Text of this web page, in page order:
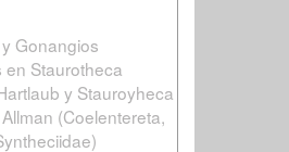
Gonangios
en Staurotheca
y Stauroyheca
(Coelentereta,